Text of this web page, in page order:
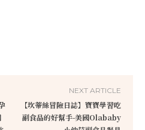
NEXT ARTICLE
【坎蒂絲冒險日誌】寶寶學習吃
副食品的好幫手-美國Olababy